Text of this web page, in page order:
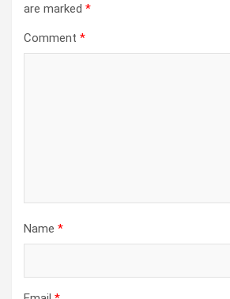
are marked *
Comment *
Name *